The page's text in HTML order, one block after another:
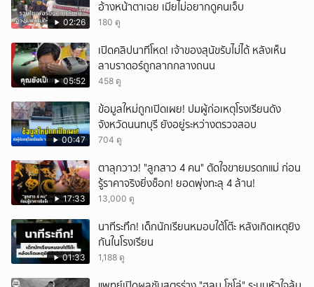
02:26
อ้างหน้าตาเฉย เมียไม่อยากดูคนเจ็บ
180 ดู
05:52
เปิดคลิปนาทีโหด! เจ้าของสุนัขรับไม่ได้ หลังเห็น
ลาบราดอร์ถูกลากกลางถนน
458 ดู
00:47
ข้อมูลใหม่ถูกเปิดเผย! ปมผู้ก่อเหตุโรงเรียนดัง
จังหวัดนนทบุรี ยังอยู่ระหว่างตรวจสอบ
704 ดู
17:33
ตาลุกวาว! "ลูกสาว 4 คน" ตัดใจขายมรดกแม่ ก่อน
รู้ราคาจริงยิ่งช็อก! ยอดพุ่งทะลุ 4 ล้าน!
13,000 ดู
01:33
นาทีระทึก! เด็กนักเรียนหมอบใต้โต๊ะ หลังเกิดเหตุยิง
กันในโรงเรียน
1,188 ดู